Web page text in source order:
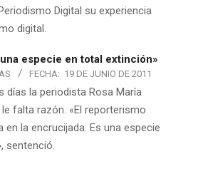
Digital su experiencia
digital.
especie en total extinción»
FECHA: 19 DE JUNIO DE 2011
días la periodista Rosa María
falta razón. «El reporterismo
en la encrucijada. Es una especie
sentenció.